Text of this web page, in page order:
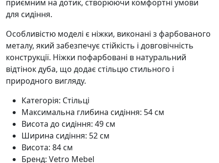
приємним на дотик, створюючи комфортні умови
для сидіння.
Особливістю моделі є ніжки, виконані з фарбованого
металу, який забезпечує стійкість і довговічність
конструкції. Ніжки пофарбовані в натуральний
відтінок дуба, що додає стільцю стильного і
природного вигляду.
Категорія: Стільці
Максимальна глибина сидіння: 54 см
Висота до сидіння: 49 см
Ширина сидіння: 52 см
Висота: 84 см
Бренд: Vetro Mebel